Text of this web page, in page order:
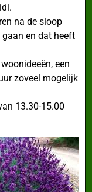
na de sloop
gaan en dat heeft
een
zoveel mogelijk
13.30-15.00